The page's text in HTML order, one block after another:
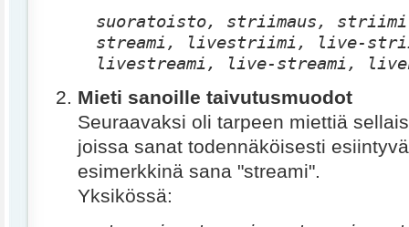
suoratoisto, striimaus,
streami, livestriimi, live-
livestreami, live-streami,
Mieti sanoille taivutusmuodot
Seuraavaksi oli tarpeen miettiä
joissa sanat todennäköisesti
esimerkkinä sana "streami".
Yksikössä: